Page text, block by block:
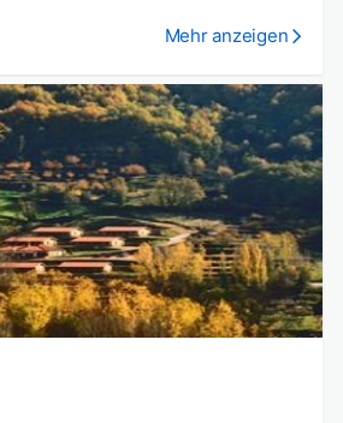
Mehr anzeigen